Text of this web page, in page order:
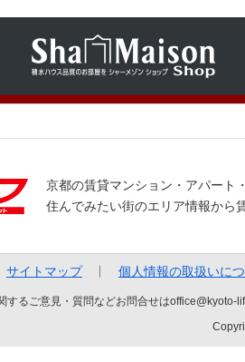
京都の賃貸マンション・アパート
住んでみたい街のエリア情報から
サイトマップ 個人情報の取扱いに
するご意見・質問などお問合せは